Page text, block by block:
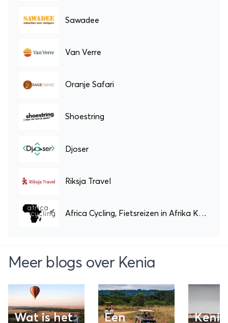
Sawadee
Van Verre
Oranje Safari
Shoestring
Djoser
Riksja Travel
Africa Cycling, Fietsreizen in Afrika Kenia
Meer blogs over Kenia
Wat is het
Een
Kenia